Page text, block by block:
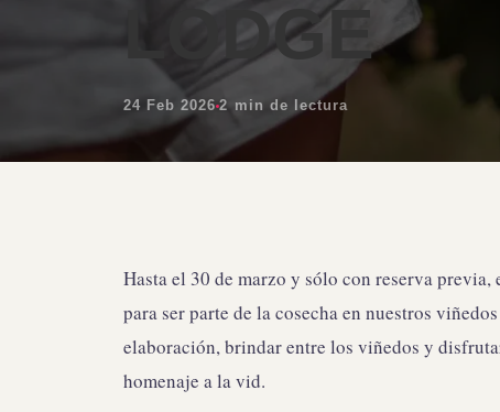
LODGE
24 Feb 2026 2 min de lectura
Hasta el 30 de marzo y sólo con reserva
para ser parte de la cosecha en nuestros
elaboración, brindar entre los viñedos y
homenaje a la vid.